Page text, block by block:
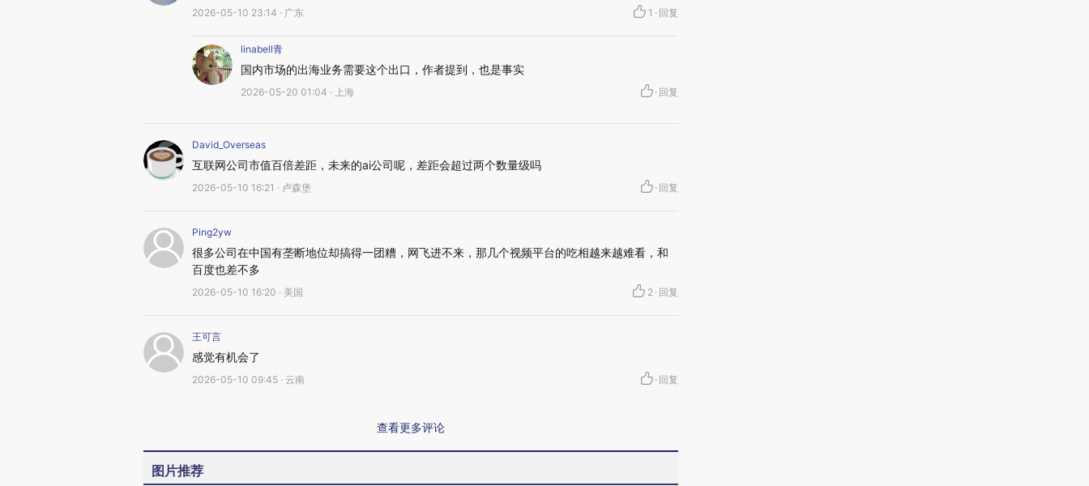
2026-05-10 23:14 · 广东 1 · 回复
linabell青
国内市场的出海业务需要这个出口，作者提到，也是事实
2026-05-20 01:04 · 上海 · 回复
David_Overseas
互联网公司市值百倍差距，未来的ai公司呢，差距会超过两个数量级吗
2026-05-10 16:21 · 卢森堡 · 回复
Ping2yw
很多公司在中国有垄断地位却搞得一团糟，网飞进不来，那几个视频平台的吃相越来越难看，和
百度也差不多
2026-05-10 16:20 · 美国 2 · 回复
王可言
感觉有机会了
2026-05-10 09:45 · 云南 · 回复
查看更多评论
图片推荐